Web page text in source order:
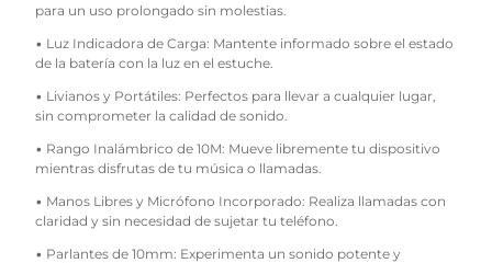
para un uso prolongado sin molestias.
• Luz Indicadora de Carga: Mantente informado sobre el estado
de la batería con la luz en el estuche.
• Livianos y Portátiles: Perfectos para llevar a cualquier lugar,
sin comprometer la calidad de sonido.
• Rango Inalámbrico de 10M: Mueve libremente tu dispositivo
mientras disfrutas de tu música o llamadas.
• Manos Libres y Micrófono Incorporado: Realiza llamadas con
claridad y sin necesidad de sujetar tu teléfono.
• Parlantes de 10mm: Experimenta un sonido potente y